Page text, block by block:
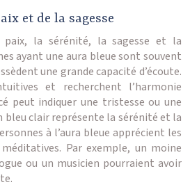
et de la sagesse
la sérénité, la sagesse et la
ayant une aura bleue sont souvent
une grande capacité d’écoute.
et recherchent l’harmonie
peut indiquer une tristesse ou une
bleu clair représente la sérénité et la
à l’aura bleue apprécient les
Par exemple, un moine
ou un musicien pourraient avoir